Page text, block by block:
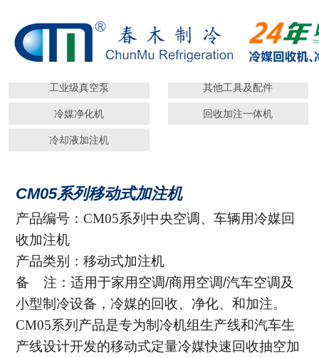
冷媒回收机 --> 冷媒加注机
工业级真空泵 其他工具及配件
冷媒净化机 回收加注一体机
冷却液加注机
CM05系列移动式加注机
产品编号：CM05系列中央空调、车辆用冷媒回
收加注机
产品类别：移动式加注机
备 注：适用于家用空调/商用空调/汽车空调及
小型制冷设备，冷媒的回收、净化、和加注。
CM05系列产品是专为制冷机组生产线和汽车生
产线设计开发的移动式定量冷媒快速回收抽空加